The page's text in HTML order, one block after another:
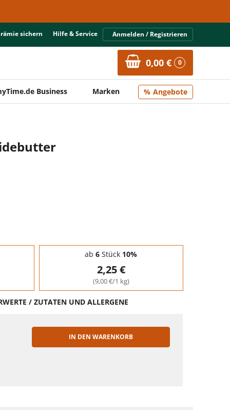
sichern Hilfe & Service Anmelden / Registrieren
0,00 € 0
Business Marken Angebote
ab 6 Stück 10%
2,25 €
(9,00 €/1 kg)
/ ZUTATEN UND ALLERGENE
IN DEN WARENKORB